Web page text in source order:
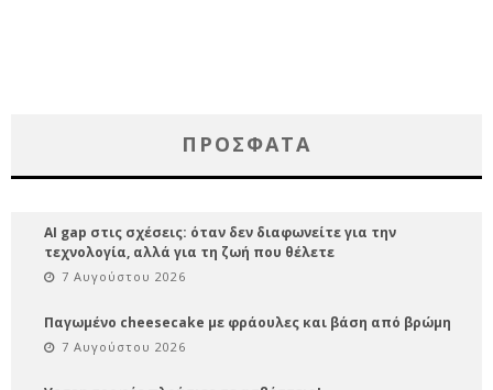
ΠΡΌΣΦΑΤΑ
AI gap στις σχέσεις: όταν δεν διαφωνείτε για την
τεχνολογία, αλλά για τη ζωή που θέλετε
7 Αυγούστου 2026
Παγωμένο cheesecake με φράουλες και βάση από βρώμη
7 Αυγούστου 2026